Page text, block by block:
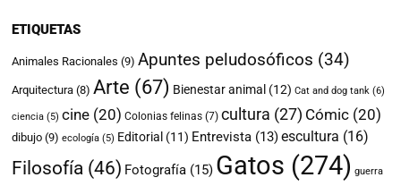
ETIQUETAS
Animales Racionales (9) Apuntes peludosóficos (34)
Arquitectura (8) Arte (67) Bienestar animal (12) Cat and dog tank (6)
ciencia (5) cine (20) Colonias felinas (7) cultura (27) Cómic (20)
dibujo (9) ecología (5) Editorial (11) Entrevista (13)escultura (16)
Filosofía (46) Fotografía (15) Gatos (274) guerra